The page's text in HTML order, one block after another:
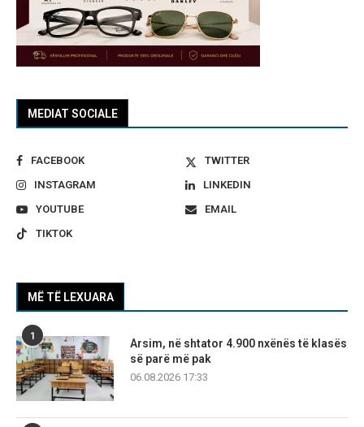
MEDIAT SOCIALE
FACEBOOK
TWITTER
INSTAGRAM
LINKEDIN
YOUTUBE
EMAIL
TIKTOK
MË TË LEXUARA
1
Arsim, në shtator 4.900 nxënës të klasës
së parë më pak
06.08.2026 17:33